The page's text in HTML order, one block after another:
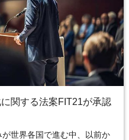
関する法案FIT21が承認
世界各国で進む中、以前か